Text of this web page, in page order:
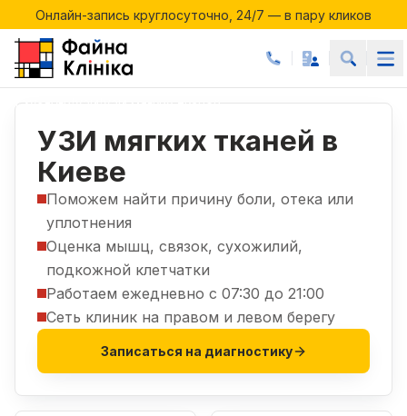
Онлайн-запись круглосуточно, 24/7 — в пару кликов
Онлайн-запись круглосуточно, 24/7 — в пару кликов
Услуги|УЗИ|УЗИ мягких тканей
УЗИ мягких тканей в
Киеве
Поможем найти причину боли, отека или
уплотнения
Оценка мышц, связок, сухожилий,
подкожной клетчатки
Работаем ежедневно с 07:30 до 21:00
Сеть клиник на правом и левом берегу
Записаться на диагностику